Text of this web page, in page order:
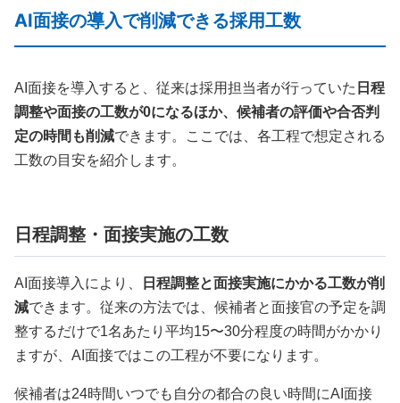
AI面接の導入で削減できる採用工数
AI面接を導入すると、従来は採用担当者が行っていた 日程
調整や面接の工数が0になるほか、候補者の評価や合否判
定の時間も削減できます。ここでは、各工程で想定される
工数の目安を紹介します。
日程調整・面接実施の工数
AI面接導入により、
日程調整と面接実施にかかる工数が削
減できます。従来の方法では、候補者と面接官の予定を調
整するだけで1名あたり平均15〜30分程度の時間がかかり
ますが、AI面接ではこの工程が不要になります。
候補者は24時間いつでも自分の都合の良い時間にAI面接